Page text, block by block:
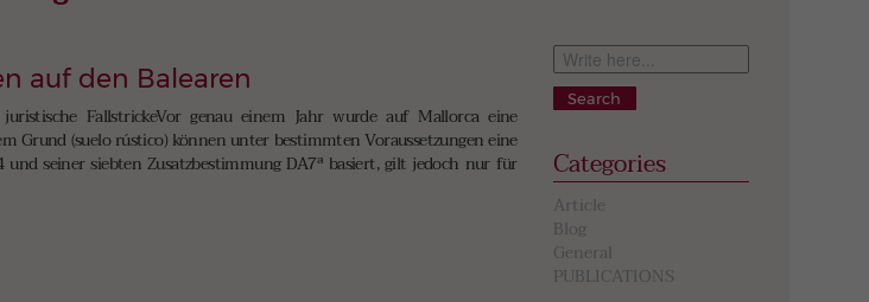
auf den Balearen
FallstrickeVor genau einem Jahr wurde auf Mallorca eine
Grund (suelo rústico) können unter bestimmten Voraussetzungen eine
und seiner siebten Zusatzbestimmung DA7ª basiert, gilt jedoch nur für
Search
Categories
Article
Blog
General
PUBLICATIONS